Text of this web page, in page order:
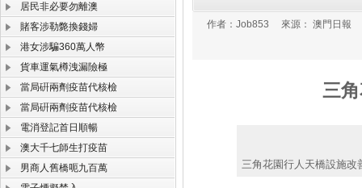
居民非必要勿離澳
賭客涉勒斃換錢婦
港女涉騙360萬人幣
貨車運氣樽洩漏險極
當局硏兩劑疫苗代核檢
當局硏兩劑疫苗代核檢
電消登記首日順暢
澳大千七師生打疫苗
男商人舊橋呃九百萬
作者： Job853 來源： 澳門日報
三
三角花園行人天橋設施改